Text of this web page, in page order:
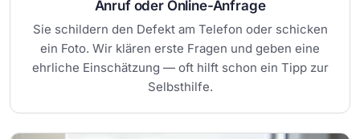
Anruf oder Online-Anfrage
Sie schildern den Defekt am Telefon oder schicken
ein Foto. Wir klären erste Fragen und geben eine
ehrliche Einschätzung — oft hilft schon ein Tipp zur
Selbsthilfe.